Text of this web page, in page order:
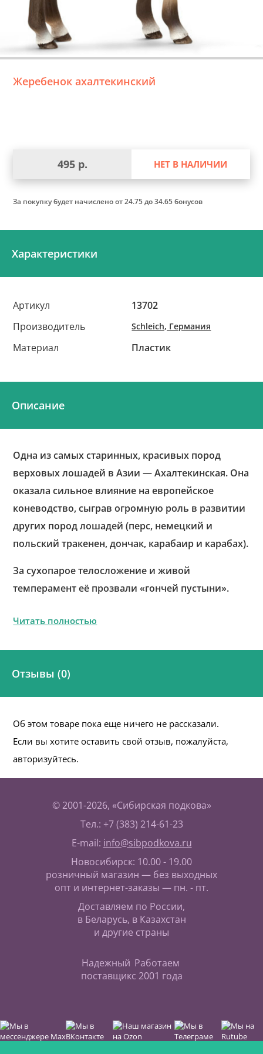
Жеребенок ахалтекинский
495 р. НЕТ В НАЛИЧИИ
За покупку будет начисленоот 24.75 до 34.65 бонусов
Характеристики
Артикул
13702
Производитель
Schleich, Германия
Материал Пластик
Описание
Одна из самых старинных, красивых пород
верховых лошадей в Азии — Ахалтекинская. Она
оказала сильное влияние на европейское
коневодство, сыграв огромную роль в развитии
других пород лошадей (перс, немецкий и
польский тракенен, дончак, карабаир и карабах).
За сухопарое телосложение и живой
темперамент её прозвали «гончей пустыни».
Читать полностью
Отзывы (0)
Об этом товаре пока еще ничего не рассказали.
Если вы хотите оставить свой отзыв, пожалуйста,
авторизуйтесь.
© 2001-2026, «Сибирская подкова»
Тел.: +7 (383) 214-61-23
E-mail: info@sibpodkova.ru
Новосибирск: 10.00 - 19.00
розничный магазин — без выходных
опт и интернет-заказы — пн. - пт.
Доставляем по России,
в Беларусь, в Казахстан
и другие страны
Надежный
поставщик
Работаем
с 2001 года